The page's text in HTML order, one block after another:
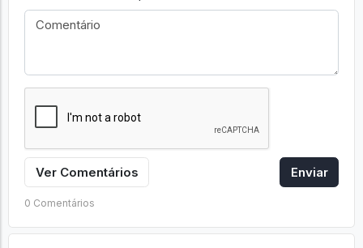
Ver Comentários Enviar
0 Comentários